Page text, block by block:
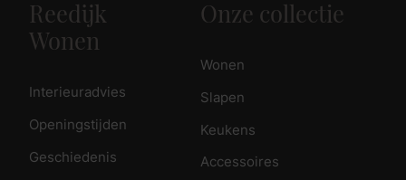
Reedijk
Wonen
Interieuradvies
Openingstijden
Geschiedenis
Onze collectie
Wonen
Slapen
Keukens
Accessoires